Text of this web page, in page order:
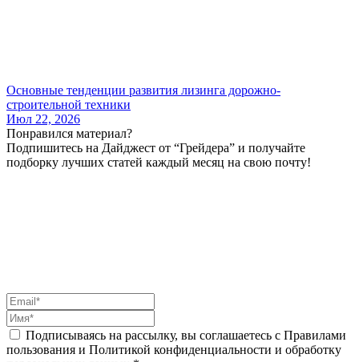
Основные тенденции развития лизинга дорожно-
строительной техники
Июл 22, 2026
Понравился материал?
Подпишитесь на Дайджест от “Грейдера” и получайте
подборку лучших статей каждый месяц на свою почту!
Подписываясь на рассылку, вы соглашаетесь с Правилами
пользования и Политикой конфиденциальности и обработку